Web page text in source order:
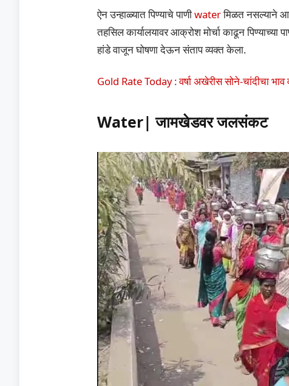
ऐन उन्हाळ्यात पिण्याचे पाणीwaterमिळत नसल्याने
तहसिल कार्यालयावर आक्रोश मोर्चा काढून पिण्याच्या
हांडे वाजून घोषणा देऊन संताप व्यक्त केला.
Gold Rate Today : वर्षा अखेरीस सोने-चांदीचा
Water| जामखेडवर जलसंकट